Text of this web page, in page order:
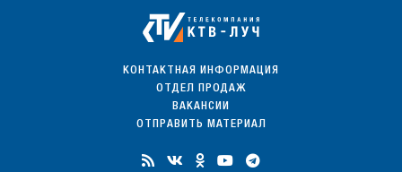
КОНТАКТНАЯ ИНФОРМАЦИЯ
ОТДЕЛ ПРОДАЖ
ВАКАНСИИ
ОТПРАВИТЬ МАТЕРИАЛ